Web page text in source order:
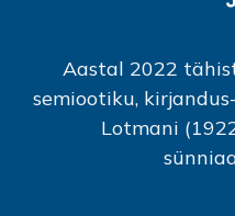
Aastal 2022
semiootiku,
Lotmani